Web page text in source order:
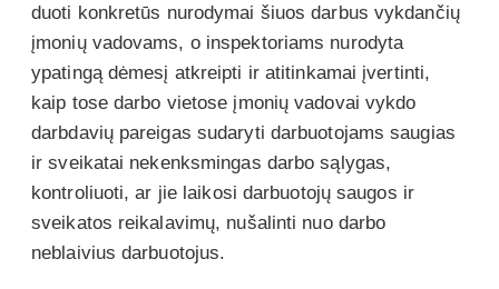
duoti konkretūs nurodymai šiuos darbus vykdančių
įmonių vadovams, o inspektoriams nurodyta
ypatingą dėmesį atkreipti ir atitinkamai įvertinti,
kaip tose darbo vietose įmonių vadovai vykdo
darbdavių pareigas sudaryti darbuotojams saugias
ir sveikatai nekenksmingas darbo sąlygas,
kontroliuoti, ar jie laikosi darbuotojų saugos ir
sveikatos reikalavimų, nušalinti nuo darbo
neblaivius darbuotojus.